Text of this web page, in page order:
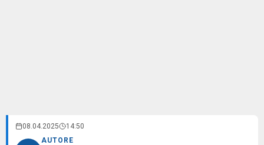
08.04.2025 14:50
AUTORE